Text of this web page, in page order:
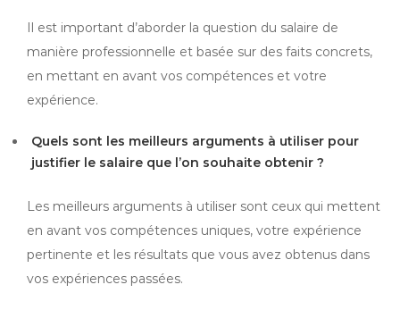
Il est important d’aborder la question du salaire de
manière professionnelle et basée sur des faits concrets,
en mettant en avant vos compétences et votre
expérience.
Quels sont les meilleurs arguments à utiliser pour
justifier le salaire que l’on souhaite obtenir ?
Les meilleurs arguments à utiliser sont ceux qui mettent
en avant vos compétences uniques, votre expérience
pertinente et les résultats que vous avez obtenus dans
vos expériences passées.